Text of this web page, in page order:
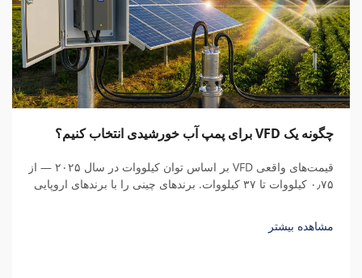
چگونه یک VFD برای پمپ آب خورشیدی انتخاب کنیم؟
قیمت‌های واقعی VFD بر اساس توان کیلووات در سال ۲۰۲۵ — از
۰٫۷۵ کیلووات تا ۳۷ کیلووات. برندهای چینی را با برندهای اروپایی
محاسبه کنید.
مشاهده بیشتر